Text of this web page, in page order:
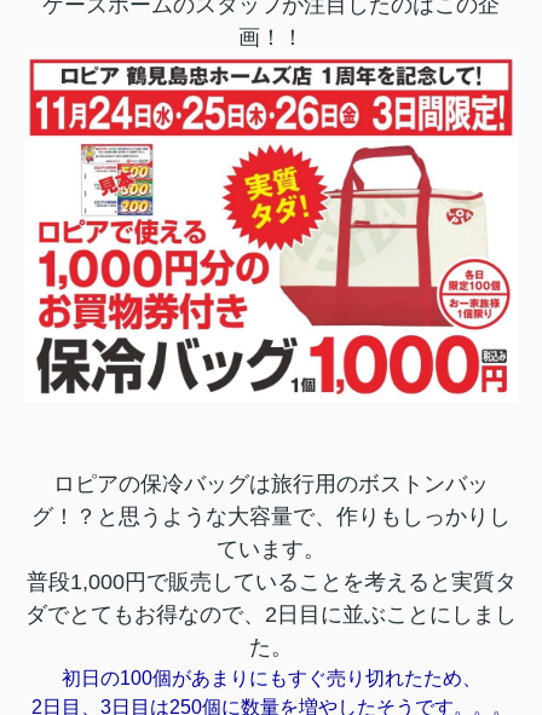
画！！
ロピアの保冷バッグは旅行用のボストンバッ
グ！？と思うような大容量で、作りもしっかりし
ています。
普段1,000円で販売していることを考えると実質タ
ダでとてもお得なので、2日目に並ぶことにしまし
た。
初日の100個があまりにもすぐ売り切れたため、
2日目、3日目は250個に数量を増やしたそうです。。。